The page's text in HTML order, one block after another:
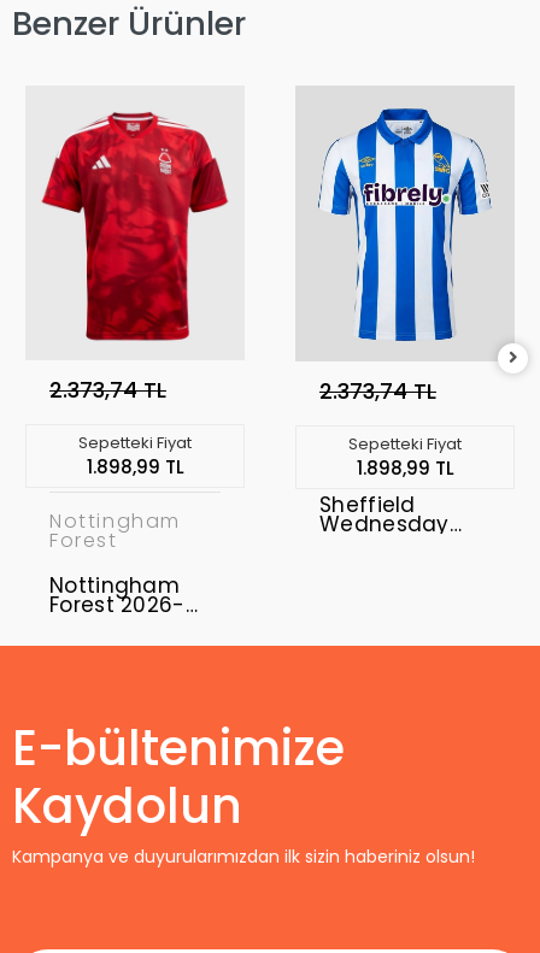
Benzer Ürünler
2.373,74 TL
Sepetteki Fiyat
1.898,99 TL
Nottingham
Forest
Nottingham
Forest 2026-
Home
2.373,74 TL
Sepetteki Fiyat
1.898,99 TL
Sheffield
Wednesday
E-bültenimize
Kaydolun
Kampanya ve duyurularımızdan ilk sizin haberiniz olsun!